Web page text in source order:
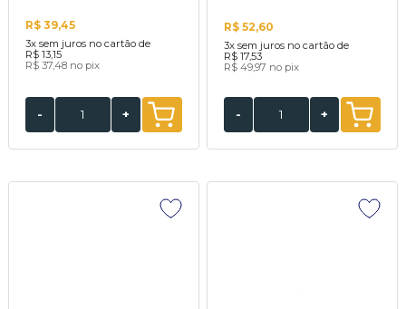
R$ 39,45
3x sem juros no cartão de
R$ 13,15
R$ 37,48 no pix
- +
R$ 52,60
3x sem juros no cartão de
R$ 17,53
R$ 49,97 no pix
- +